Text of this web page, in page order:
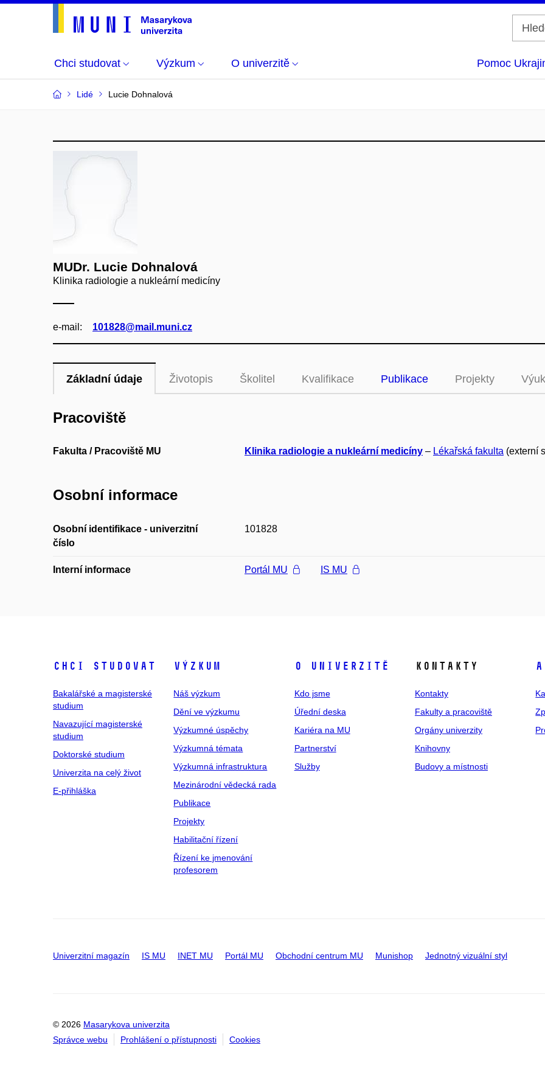
Chci studovat Výzkum O univerzitě Pomoc
Lidé Lucie Dohnalová
MUDr. Lucie Dohnalová
Klinika radiologie a nukleární medicíny
e‑mail: 101828@mail.muni.cz
Základní údaje Životopis Školitel Kvalifikace Publikace Projekty
Pracoviště
Fakulta / Pracoviště MU Klinika radiologie a nukleární medicíny – Lékařská fakulta (externí
Osobní informace
Osobní identifikace - univerzitní
číslo
101828
Interní informace Portál MU IS MU
Chci studovat
Bakalářské a magisterské
studium
Navazující magisterské
studium
Doktorské studium
Univerzita na celý život
E-přihláška
Výzkum
Náš výzkum
Dění ve výzkumu
Výzkumné úspěchy
Výzkumná témata
Výzkumná infrastruktura
Mezinárodní vědecká rada
Publikace
Projekty
Habilitační řízení
Řízení ke jmenování
profesorem
O univerzitě
Kdo jsme
Úřední deska
Kariéra na MU
Partnerství
Služby
Kontakty
Kontakty
Fakulty a pracoviště
Orgány univerzity
Knihovny
Budovy a místnosti
Univerzitní magazín IS MU INET MU Portál MU Obchodní centrum MU Munishop Jednotný vizuální styl
© 2026 Masarykova univerzita
Správce webu
Prohlášení o přístupnosti Cookies